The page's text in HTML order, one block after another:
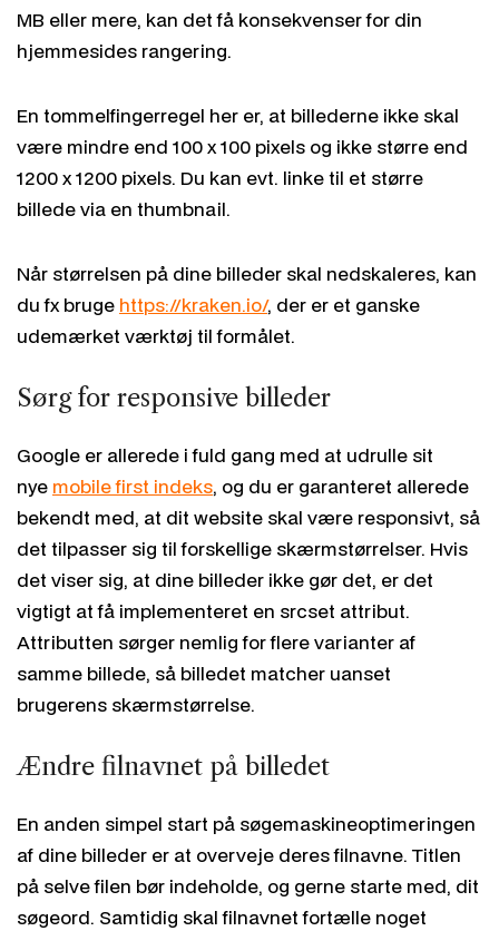
MB eller mere, kan det få konsekvenser for din
hjemmesides rangering.
En tommelfingerregel her er, at billederne ikke skal
være mindre end 100 x 100 pixels og ikke større end
1200 x 1200 pixels. Du kan evt. linke til et større
billede via en thumbnail.
Når størrelsen på dine billeder skal nedskaleres, kan
du fx bruge https://kraken.io/, der er et ganske
udemærket værktøj til formålet.
Sørg for responsive billeder
Google er allerede i fuld gang med at udrulle sit
nye mobile first indeks, og du er garanteret allerede
bekendt med, at dit website skal være responsivt, så
det tilpasser sig til forskellige skærmstørrelser. Hvis
det viser sig, at dine billeder ikke gør det, er det
vigtigt at få implementeret en srcset attribut.
Attributten sørger nemlig for flere varianter af
samme billede, så billedet matcher uanset
brugerens skærmstørrelse.
Ændre filnavnet på billedet
En anden simpel start på søgemaskineoptimeringen
af dine billeder er at overveje deres filnavne. Titlen
på selve filen bør indeholde, og gerne starte med, dit
søgeord. Samtidig skal filnavnet fortælle noget